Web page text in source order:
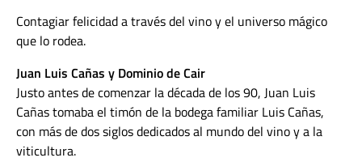
Contagiar felicidad a través del vino y el universo mágico
que lo rodea.
Juan Luis Cañas y Dominio de Cair
Justo antes de comenzar la década de los 90, Juan Luis
Cañas tomaba el timón de la bodega familiar Luis Cañas,
con más de dos siglos dedicados al mundo del vino y a la
viticultura.